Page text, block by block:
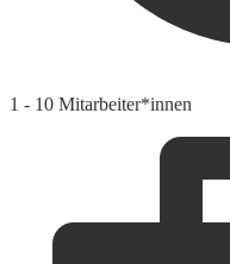
1 - 10 Mitarbeiter*innen